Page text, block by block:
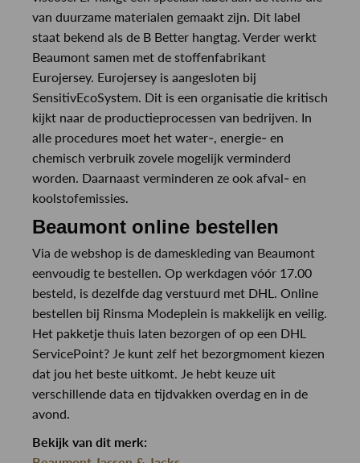
van duurzame materialen gemaakt zijn. Dit label
staat bekend als de B Better hangtag. Verder werkt
Beaumont samen met de stoffenfabrikant
Eurojersey. Eurojersey is aangesloten bij
SensitivEcoSystem. Dit is een organisatie die kritisch
kijkt naar de productieprocessen van bedrijven. In
alle procedures moet het water-, energie- en
chemisch verbruik zovele mogelijk verminderd
worden. Daarnaast verminderen ze ook afval- en
koolstofemissies.
Beaumont online bestellen
Via de webshop is de dameskleding van Beaumont
eenvoudig te bestellen. Op werkdagen vóór 17.00
besteld, is dezelfde dag verstuurd met DHL. Online
bestellen bij Rinsma Modeplein is makkelijk en veilig.
Het pakketje thuis laten bezorgen of op een DHL
ServicePoint? Je kunt zelf het bezorgmoment kiezen
dat jou het beste uitkomt. Je hebt keuze uit
verschillende data en tijdvakken overdag en in de
avond.
Bekijk van dit merk: